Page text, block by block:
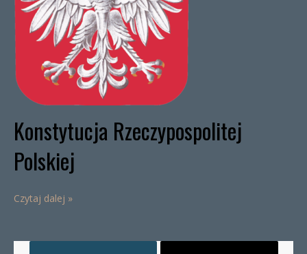
Konstytucja Rzeczypospolitej
Polskiej
Czytaj dalej »